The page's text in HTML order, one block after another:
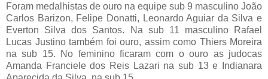
Foram medalhistas de ouro na equipe sub 9 masculino João
Carlos Barizon, Felipe Donatti, Leonardo Aguiar da Silva e
Everton Silva dos Santos. Na sub 11 masculino Rafael
Lucas Justino também foi ouro, assim como Thiers Moreira
na sub 15. No feminino ficaram com o ouro as judocas
Amanda Franciele dos Reis Lazari na sub 13 e Indianara